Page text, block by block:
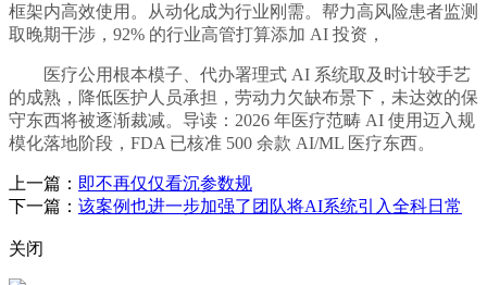
框架内高效使用。从动化成为行业刚需。帮力高风险患者监测
取晚期干涉，92% 的行业高管打算添加 AI 投资，
医疗公用根本模子、代办署理式 AI 系统取及时计较手艺
的成熟，降低医护人员承担，劳动力欠缺布景下，未达效的保
守东西将被逐渐裁减。导读：2026 年医疗范畴 AI 使用迈入规
模化落地阶段，FDA 已核准 500 余款 AI/ML 医疗东西。
上一篇： 即不再仅仅看沉参数规
下一篇： 该案例也进一步加强了团队将AI系统引入全科日常
关闭